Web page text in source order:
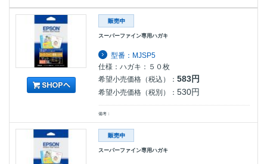
スーパーファイン専用ハガキ
型番：MJSP5
仕様：ハガキ：５０枚
希望小売価格（税込）：583円
希望小売価格（税別）：530円
備考：
スーパーファイン専用ハガキ